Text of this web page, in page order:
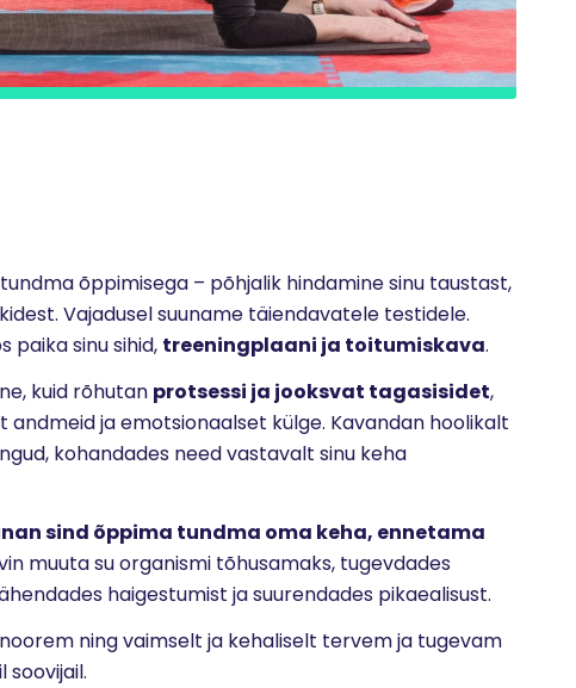
õppimisega – põhjalik hindamine sinu taustast,
Vajadusel suuname täiendavatele testidele.
paika sinu sihid, treeningplaani ja toitumiskava.
kuid rõhutan protsessi ja jooksvat tagasisidet,
andmeid ja emotsionaalset külge. Kavandan hoolikalt
kohandades need vastavalt sinu keha
sind õppima tundma oma keha, ennetama
muuta su organismi tõhusamaks, tugevdades
haigestumist ja suurendades pikaealisust.
ning vaimselt ja kehaliselt tervem ja tugevam
soovijail.